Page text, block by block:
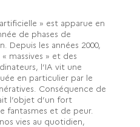
» est apparue en
de phases de
Depuis les années 2000,
massives » et des
l’IA vit une
en particulier par le
Conséquence de
l’objet d’un fort
fantasmes et de peur.
vies au quotidien,